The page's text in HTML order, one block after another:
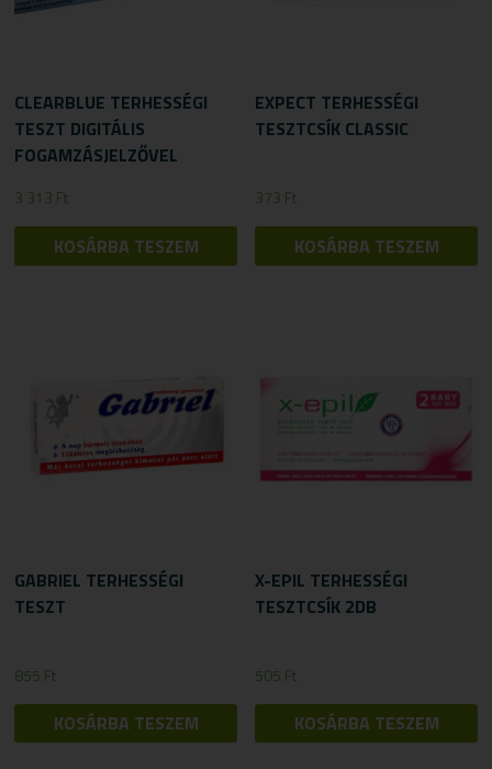
CLEARBLUE TERHESSÉGI
TESZT DIGITÁLIS
FOGAMZÁSJELZŐVEL
3 313 Ft
KOSÁRBA TESZEM
EXPECT TERHESSÉGI
TESZTCSÍK CLASSIC
373 Ft
KOSÁRBA TESZEM
GABRIEL TERHESSÉGI
TESZT
855 Ft
KOSÁRBA TESZEM
X-EPIL TERHESSÉGI
TESZTCSÍK 2DB
505 Ft
KOSÁRBA TESZEM